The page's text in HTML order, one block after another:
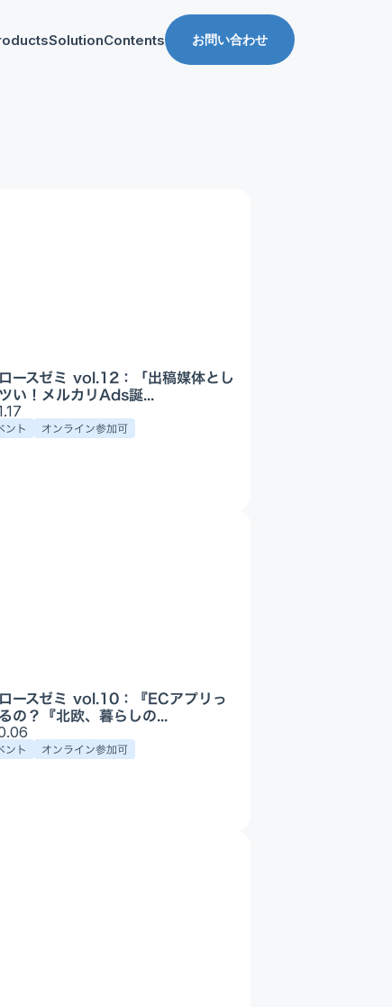
Solution
ロールアップ
Appプロモーション
DX・AI支援
Contents お問い合わせ
ースゼミ vol.12：「出稿媒体とし
い！メルカリAds誕...
ント オンライン参加可
ースゼミ vol.10：『ECアプリっ
の？『北欧、暮らしの...
ント オンライン参加可